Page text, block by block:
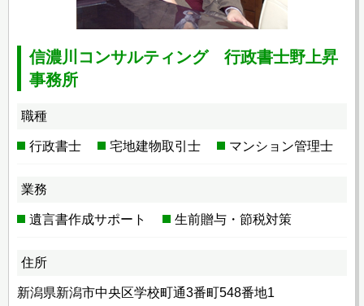
信濃川コンサルティング 行政書士野上昇
事務所
職種
行政書士 宅地建物取引士 マンション管理士
業務
遺言書作成サポート 生前贈与・節税対策
住所
新潟県新潟市中央区学校町通3番町548番地1